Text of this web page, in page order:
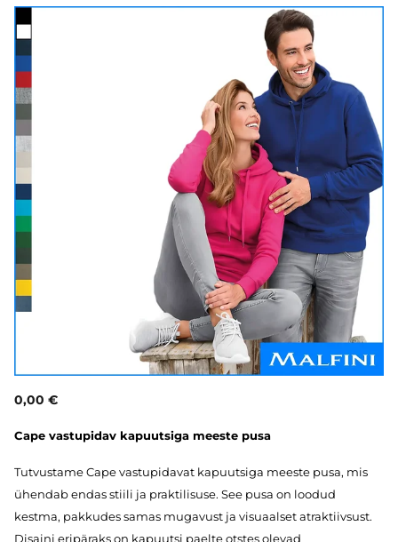
0,00 €
Cape vastupidav kapuutsiga meeste pusa
Tutvustame Cape vastupidavat kapuutsiga meeste pusa, mis
ühendab endas stiili ja praktilisuse. See pusa on loodud
kestma, pakkudes samas mugavust ja visuaalset atraktiivsust.
Disaini eripäraks on kapuutsi paelte otstes olevad